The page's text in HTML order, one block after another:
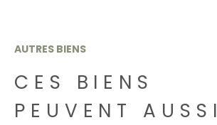
AUTRES BIENS
CES BIENS
PEUVENT AUSSI